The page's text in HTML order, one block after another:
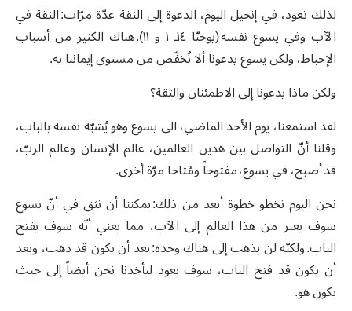
لذلك تعود، في إنجيل اليوم، الدعوة إلى الثقة عدّة مرّات: الثقة في
الآب وفي يسوع نفسه (يوحنّا ١٤ـ ١ و ١١). هناك الكثير من أسباب
الإحباط، ولكن يسوع يدعونا ألا نُخفّض من مستوى إيماننا به.
ولكن ماذا يدعونا إلى الاطمئنان والثقة؟
لقد استمعنا، يوم الأحد الماضي، الى يسوع وهو يُشبّه نفسه بالباب،
وقلنا أنّ التواصل بين هذين العالمين، عالم الإنسان وعالم الربّ،
قد أصبح، في يسوع، مفتوحاً ومُتاحا مرّة أخرى.
نحن اليوم نخطو خطوة أبعد من ذلك: يمكننا أن نثق في أنّ يسوع
سوف يعبر من هذا العالم إلى الآب، مما يعني أنّه سوف يفتح
الباب. ولكنّه لن يذهب إلى هناك وحده: بعد أن يكون قد ذهب، وبعد
أن يكون قد فتح الباب، سوف يعود ليأخذنا نحن أيضاً إلى حيث
يكون هو.